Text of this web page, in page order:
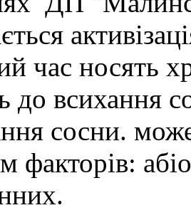
час носять
до всихання
сосни.
факторів: